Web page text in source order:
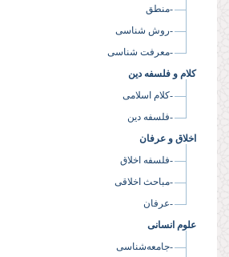
-منطق
-روش شناسی
-معرفت شناسی
کلام و فلسفه دین
-کلام اسلامی
-فلسفه دین
اخلاق و عرفان
-فلسفه اخلاق
-مباحث اخلاقی
-عرفان
علوم انسانی
-جامعه‌شناسی